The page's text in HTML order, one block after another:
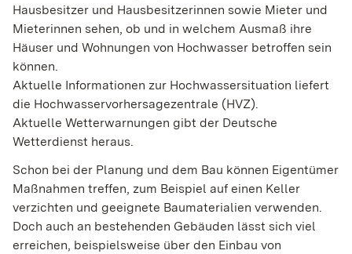
Hausbesitzer und Hausbesitzerinnen sowie Mieter und
Mieterinnen sehen, ob und in welchem Ausmaß ihre
Häuser und Wohnungen von Hochwasser betroffen sein
können.
Aktuelle Informationen zur Hochwassersituation liefert
die Hochwasservorhersagezentrale (HVZ).
Aktuelle Wetterwarnungen gibt der Deutsche
Wetterdienst heraus.
Schon bei der Planung und dem Bau können Eigentümer
Maßnahmen treffen, zum Beispiel auf einen Keller
verzichten und geeignete Baumaterialien verwenden.
Doch auch an bestehenden Gebäuden lässt sich viel
erreichen, beispielsweise über den Einbau von